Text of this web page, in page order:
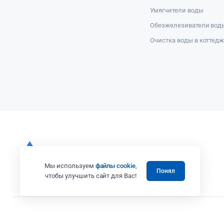
Умягчители воды
Обезжелезиватели
Очистка воды в
Мы используем файлы cookie,
чтобы улучшить сайт для Вас!
Понял